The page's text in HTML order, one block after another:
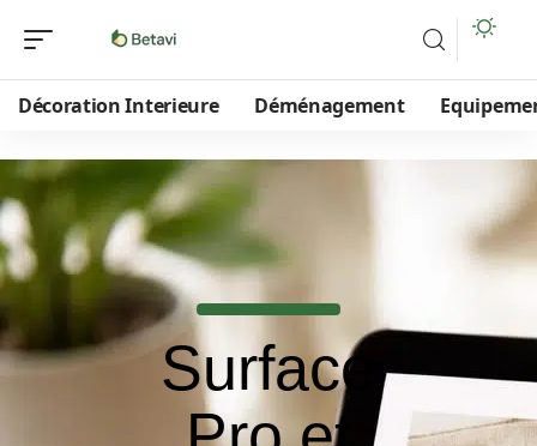
Décoration Interieure Déménagement
Surface